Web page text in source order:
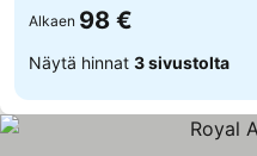
Alkaen 98 €
Näytä hinnat 3 sivustolta